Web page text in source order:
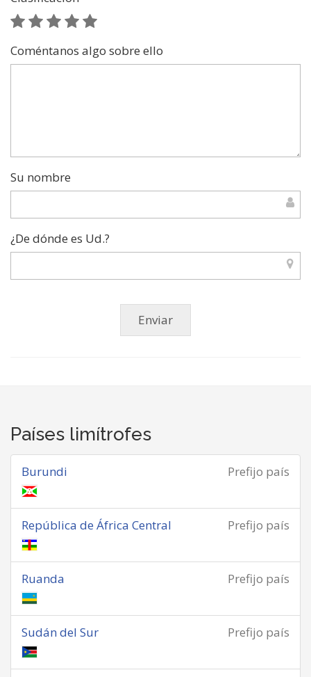
Coméntanos algo sobre ello
Su nombre
¿De dónde es Ud.?
Países limítrofes
Prefijo país
Burundi
Prefijo país
República de África Central
Prefijo país
Ruanda
Prefijo país
Sudán del Sur